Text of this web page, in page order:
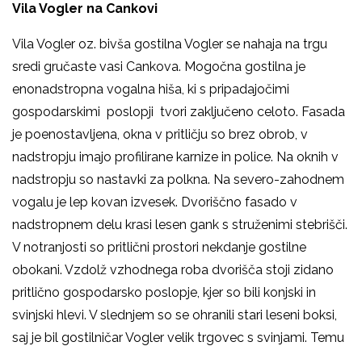
Vila Vogler na Cankovi
Vila Vogler oz. bivša gostilna Vogler se nahaja na trgu
sredi gručaste vasi Cankova. Mogočna gostilna je
enonadstropna vogalna hiša, ki s pripadajočimi
gospodarskimi poslopji tvori zaključeno celoto. Fasada
je poenostavljena, okna v pritličju so brez obrob, v
nadstropju imajo profilirane karnize in police. Na oknih v
nadstropju so nastavki za polkna. Na severo-zahodnem
vogalu je lep kovan izvesek. Dvoriščno fasado v
nadstropnem delu krasi lesen gank s struženimi stebrišči.
V notranjosti so pritlični prostori nekdanje gostilne
obokani. Vzdolž vzhodnega roba dvorišča stoji zidano
pritlično gospodarsko poslopje, kjer so bili konjski in
svinjski hlevi. V slednjem so se ohranili stari leseni boksi,
saj je bil gostilničar Vogler velik trgovec s svinjami. Temu